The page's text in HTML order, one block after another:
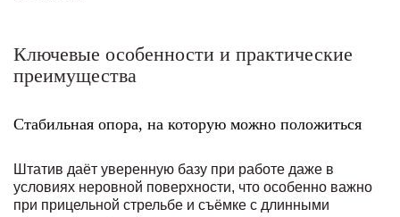
Ключевые особенности и практические
преимущества
Стабильная опора, на которую можно положиться
Штатив даёт уверенную базу при работе даже в
условиях неровной поверхности, что особенно важно
при прицельной стрельбе и съёмке с длинными